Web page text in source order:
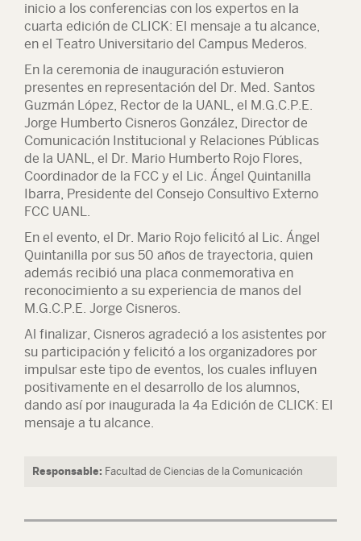
inicio a los conferencias con los expertos en la
cuarta edición de CLICK: El mensaje a tu alcance,
en el Teatro Universitario del Campus Mederos.
En la ceremonia de inauguración estuvieron
presentes en representación del Dr. Med. Santos
Guzmán López, Rector de la UANL, el M.G.C.P.E.
Jorge Humberto Cisneros González, Director de
Comunicación Institucional y Relaciones Públicas
de la UANL, el Dr. Mario Humberto Rojo Flores,
Coordinador de la FCC y el Lic. Ángel Quintanilla
Ibarra, Presidente del Consejo Consultivo Externo
FCC UANL.
En el evento, el Dr. Mario Rojo felicitó al Lic. Ángel
Quintanilla por sus 50 años de trayectoria, quien
además recibió una placa conmemorativa en
reconocimiento a su experiencia de manos del
M.G.C.P.E. Jorge Cisneros.
Al finalizar, Cisneros agradeció a los asistentes por
su participación y felicitó a los organizadores por
impulsar este tipo de eventos, los cuales influyen
positivamente en el desarrollo de los alumnos,
dando así por inaugurada la 4a Edición de CLICK: El
mensaje a tu alcance.
Responsable: Facultad de Ciencias de la Comunicación